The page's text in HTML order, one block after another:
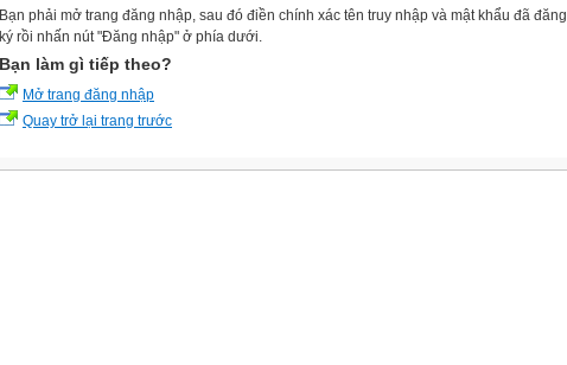
Bạn phải mở trang đăng nhập, sau đó điền chính xác tên truy nhập và mật khẩu đã đăng
ký rồi nhấn nút "Đăng nhập" ở phía dưới.
Bạn làm gì tiếp theo?
Mở trang đăng nhập
Quay trở lại trang trước